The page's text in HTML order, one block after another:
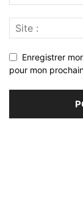
Enregistrer
pour mon